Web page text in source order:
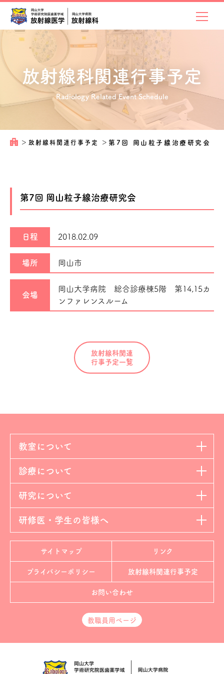
放射線科関連行事予定
Radiology Related Event Schedule
＞ 放射線科関連行事予定 ＞ 第7回 岡山粒子線治療研究会
第7回 岡山粒子線治療研究会
日程 2018.02.09
場所 岡山市
会場
岡山大学病院 総合診療棟5階 第14,15カ
ンファレンスルーム
放射線科関連
行事予定一覧
教室について
診療について
研究について
研修医・学生の皆様へ
サイトマップ リンク
プライバシーポリシー 放射線科関連行事予定
お問い合わせ
教職員用ページ